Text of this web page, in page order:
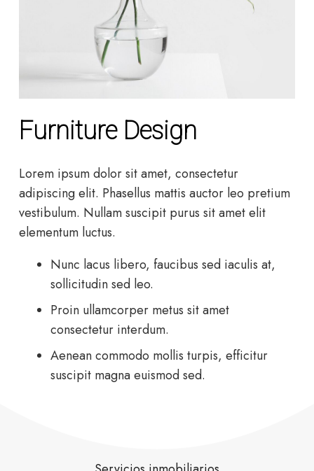
Furniture Design
Lorem ipsum dolor sit amet, consectetur
adipiscing elit. Phasellus mattis auctor leo pretium
vestibulum. Nullam suscipit purus sit amet elit
elementum luctus.
Nunc lacus libero, faucibus sed iaculis at,
sollicitudin sed leo.
Proin ullamcorper metus sit amet
consectetur interdum.
Aenean commodo mollis turpis, efficitur
suscipit magna euismod sed.